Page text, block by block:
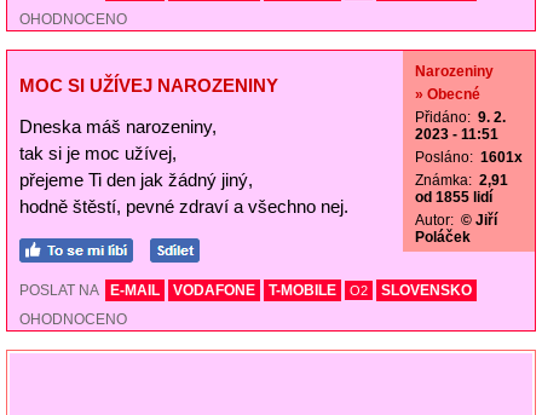
OHODNOCENO
MOC SI UŽÍVEJ NAROZENINY
Dneska máš narozeniny,
tak si je moc užívej,
přejeme Ti den jak žádný jiný,
hodně štěstí, pevné zdraví a všechno nej.
Narozeniny
» Obecné
Přidáno: 9. 2.
2023 - 11:51
Posláno: 1601x
Známka: 2,91
od 1855 lidí
Autor: © Jiří
Poláček
POSLAT NA E-MAIL VODAFONE T-MOBILE O2
SLOVENSKO
OHODNOCENO